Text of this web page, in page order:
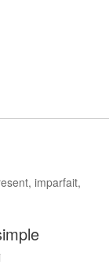
imparfait,